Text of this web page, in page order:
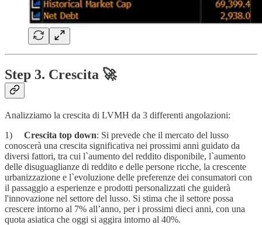
Step 3. Crescita 🚀
Analizziamo la crescita di LVMH da 3 differenti angolazioni:
1)
Crescita top down: Si prevede che il mercato del lusso
conoscerà una crescita significativa nei prossimi anni guidato da
diversi fattori, tra cui l`aumento del reddito disponibile, l`aumento
delle disuguaglianze di reddito e delle persone ricche, la crescente
urbanizzazione e l`evoluzione delle preferenze dei consumatori con
il passaggio a esperienze e prodotti personalizzati che guiderà
l'innovazione nel settore del lusso. Si stima che il settore possa
crescere intorno al 7% all’anno, per i prossimi dieci anni, con una
quota asiatica che oggi si aggira intorno al 40%.